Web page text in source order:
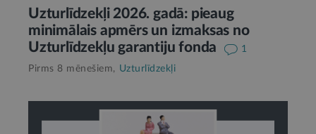
Uzturlīdzekļi 2026. gadā: pieaug
minimālais apmērs un izmaksas no
Uzturlīdzekļu garantiju fonda
1
Pirms 8 mēnešiem, Uzturlīdzekļi